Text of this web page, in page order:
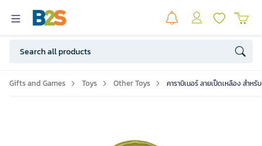
Gifts and Games Toys Other Toys คาราบิเนอร์ ลายเป็ดเหลือง สำห